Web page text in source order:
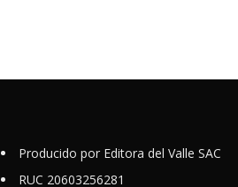
Producido por Editora del Valle SAC
RUC 20603256281